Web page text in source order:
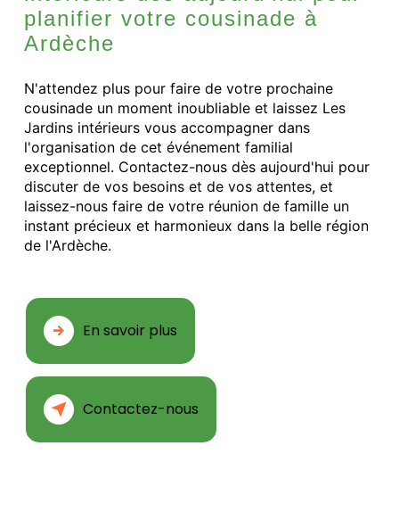
planifier votre cousinade à
Ardèche
N'attendez plus pour faire de votre prochaine
cousinade un moment inoubliable et laissez Les
Jardins intérieurs vous accompagner dans
l'organisation de cet événement familial
exceptionnel. Contactez-nous dès aujourd'hui pour
discuter de vos besoins et de vos attentes, et
laissez-nous faire de votre réunion de famille un
instant précieux et harmonieux dans la belle région
de l'Ardèche.
En savoir plus
Contactez-nous